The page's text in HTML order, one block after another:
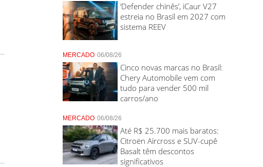
‘Defender chinês’, iCaur V27
estreia no Brasil em 2027 com
sistema REEV
MERCADO 06/08/26
Cinco novas marcas no Brasil:
Chery Automobile vem com
tudo para vender 500 mil
carros/ano
MERCADO 06/08/26
Até R$ 25.700 mais baratos:
Citroën Aircross e SUV-cupê
Basalt têm descontos
significativos